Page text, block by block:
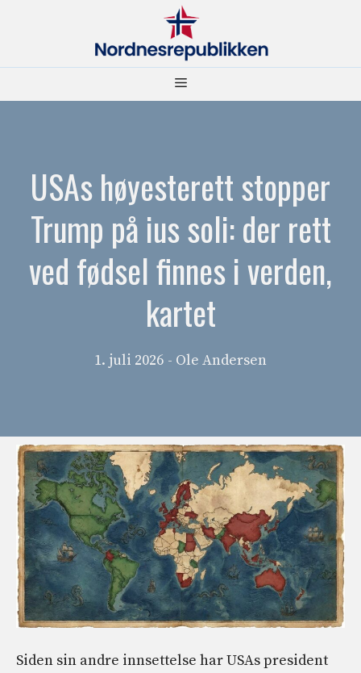
Meny
USAs høyesterett stopper
Trump på ius soli: der rett
ved fødsel finnes i verden,
kartet
1. juli 2026 - Ole Andersen
Siden sin andre innsettelse har USAs president